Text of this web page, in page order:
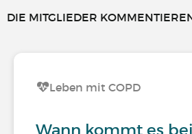
DIE MITGLIEDER
Leben mit COPD
Wann kommt es